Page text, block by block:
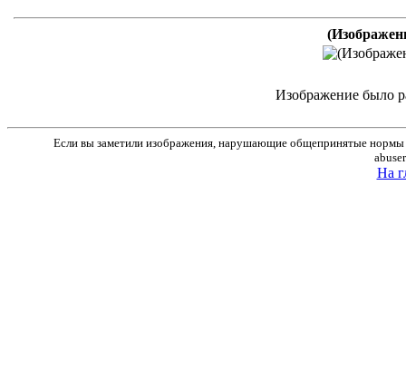
Изображение было
Если вы заметили изображения, нарушающие общепринятые нормы
На